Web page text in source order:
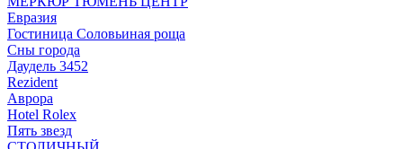
Евразия
Гостиница Соловьиная роща
Сны города
Даудель 3452
Rezident
Аврора
Hotel Rolex
Пять звезд